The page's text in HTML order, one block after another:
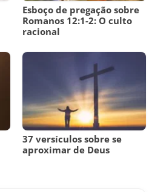
Esboço de pregação sobre
Romanos 12:1-2: O culto
racional
37 versículos sobre se
aproximar de Deus